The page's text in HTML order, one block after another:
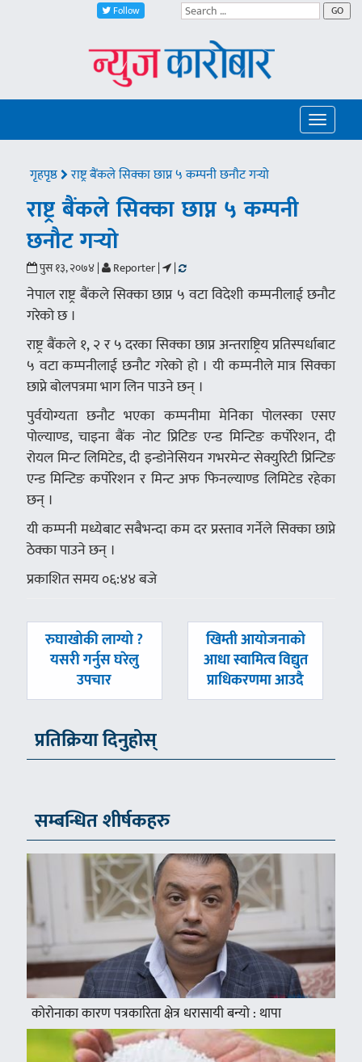
Follow GO
Toggle
गृहपृष्ठ राष्ट्र बैंकले सिक्का छाप्न ५ कम्पनी छनौट गर्‍यो
राष्ट्र बैंकले सिक्का छाप्न ५ कम्पनी
छनौट गर्‍यो
पुस १३, २०७४ | Reporter | |
नेपाल राष्ट्र बैंकले सिक्का छाप्न ५ वटा विदेशी कम्पनीलाई छनौट
गरेको छ ।
राष्ट्र बैंकले १, २ र ५ दरका सिक्का छाप्न अन्तराष्ट्रिय प्रतिस्पर्धाबाट
५ वटा कम्पनीलाई छनौट गरेको हो । यी कम्पनीले मात्र सिक्का
छाप्ने बोलपत्रमा भाग लिन पाउने छन् ।
पुर्वयोग्यता छनौट भएका कम्पनीमा मेनिका पोलस्का एसए
पोल्याण्ड, चाइना बैंक नोट प्रिटिङ एन्ड मिन्टिङ कर्पोरेशन, दी
रोयल मिन्ट लिमिटेड, दी इन्डोनेसियन गभरमेन्ट सेक्युरिटी प्रिन्टिङ
एन्ड मिन्टिङ कर्पोरेशन र मिन्ट अफ फिनल्याण्ड लिमिटेड रहेका
छन् ।
यी कम्पनी मध्येबाट सबैभन्दा कम दर प्रस्ताव गर्नेले सिक्का छाप्ने
ठेक्का पाउने छन् ।
प्रकाशित समय ०६:४४ बजे
पछिल्लाे
रुघाखोकी लाग्यो ?
यसरी गर्नुस घरेलु
उपचार
अघिल्लाे
-
खिम्ती आयोजनाको
आधा स्वामित्व विद्युत
प्राधिकरणमा आउदै
प्रतिक्रिया दिनुहोस्
सम्बन्धित शीर्षकहरु
कोरोनाका कारण पत्रकारिता क्षेत्र धरासायी बन्यो : थापा